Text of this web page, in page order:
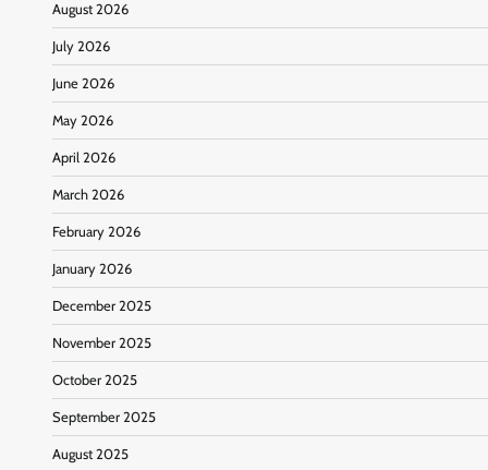
August 2026
July 2026
June 2026
May 2026
April 2026
March 2026
February 2026
January 2026
December 2025
November 2025
October 2025
September 2025
August 2025